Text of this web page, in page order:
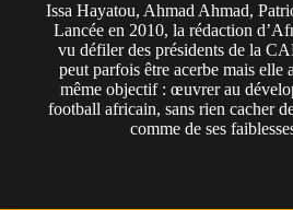
Issa Hayatou, Ahmad Ahmad,
Lancée en 2010, la rédaction
vu défiler des présidents de la
peut parfois être acerbe mais elle
même objectif : œuvrer au
football africain, sans rien cacher
comme de ses